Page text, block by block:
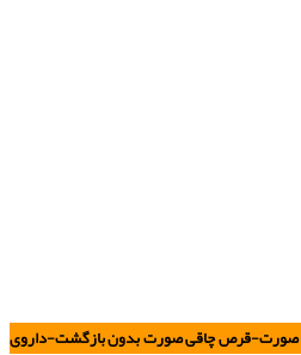
قرص چاقی صورت بدون بازگشت-داروی